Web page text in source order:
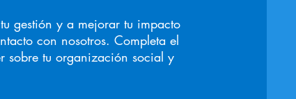
gestión y a mejorar tu impacto
con nosotros. Completa el
sobre tu organización social y